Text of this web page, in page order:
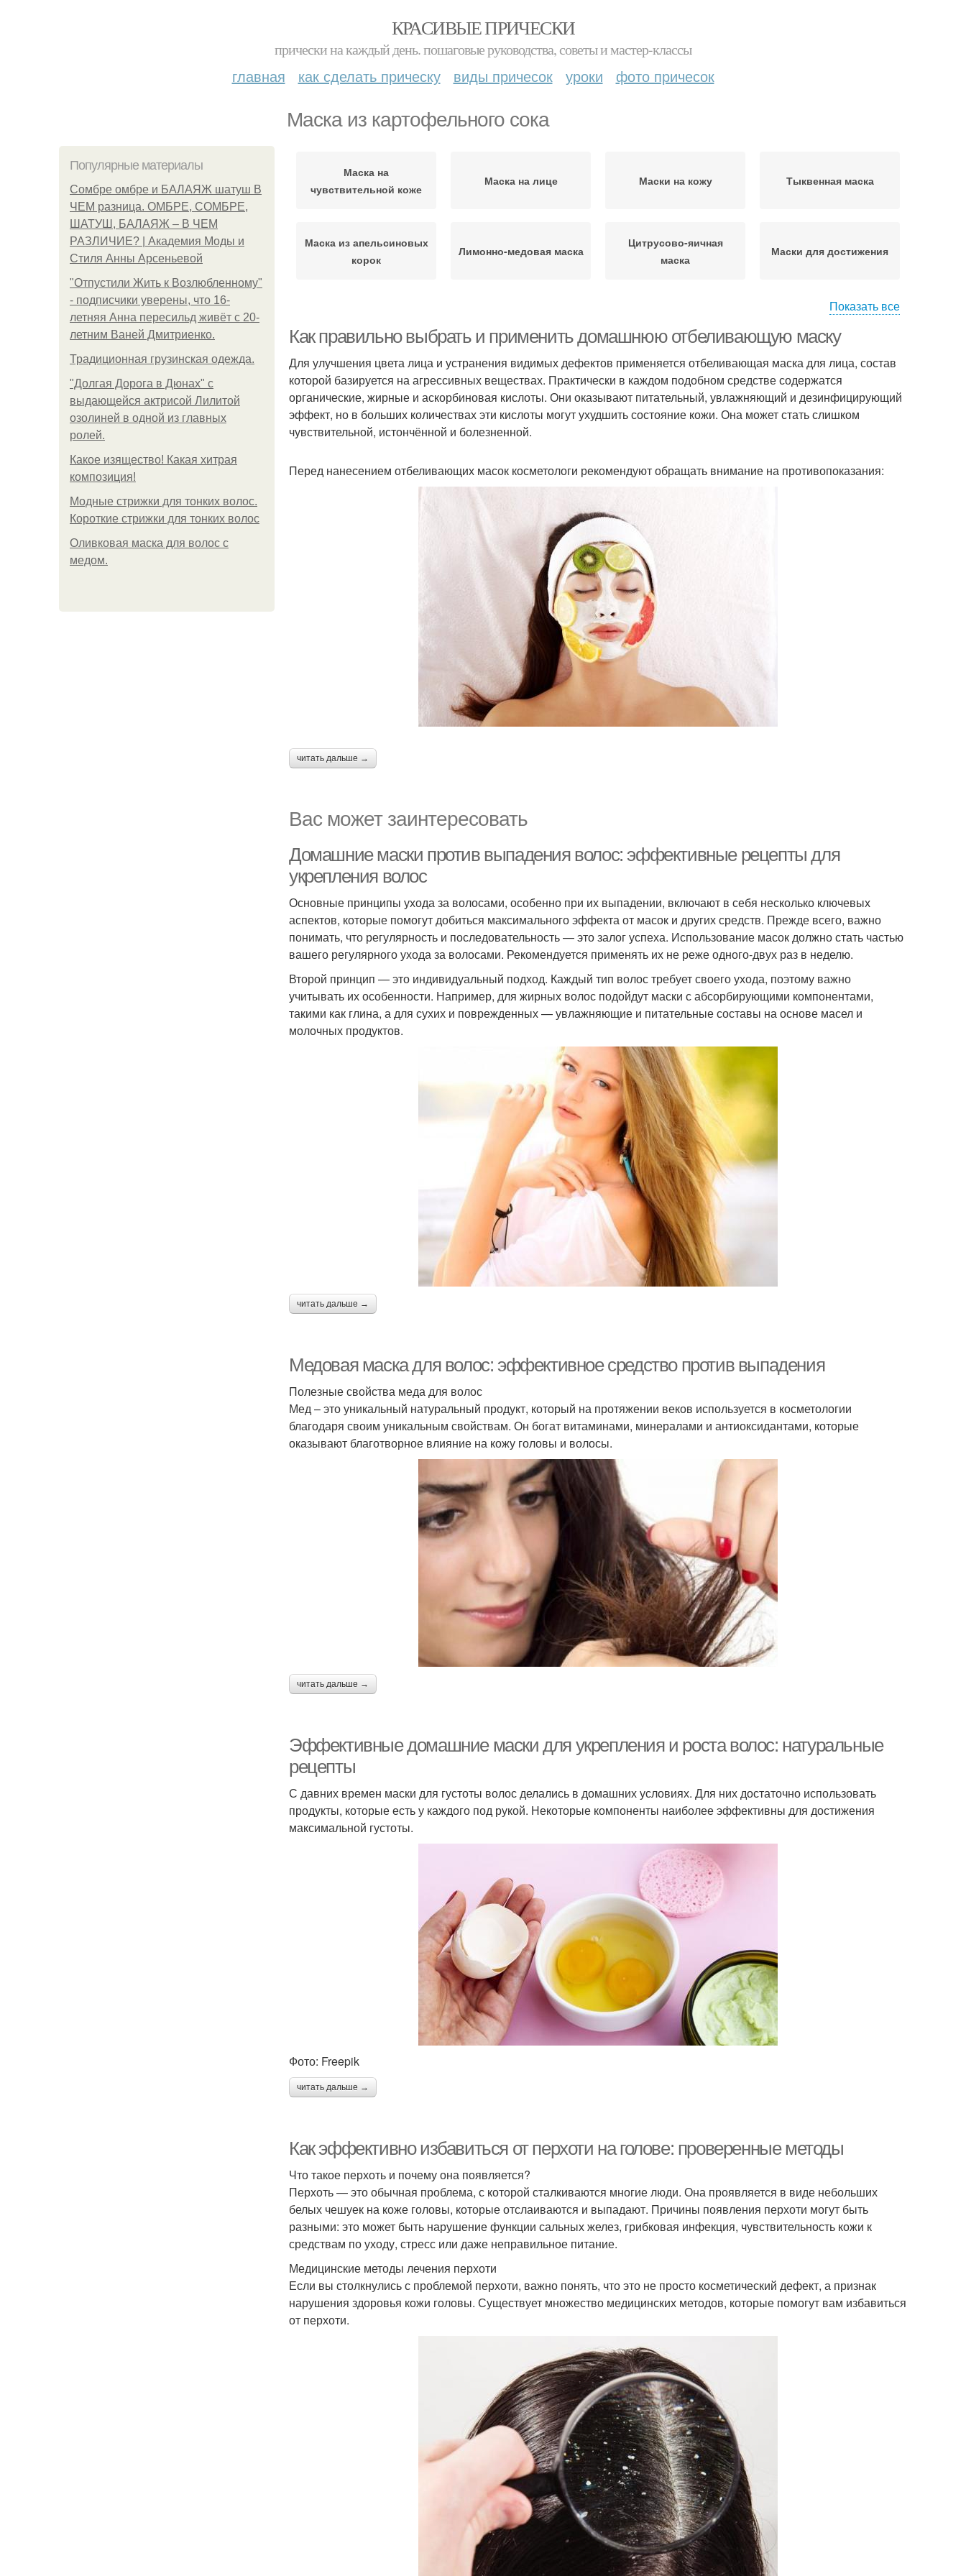
КРАСИВЫЕ ПРИЧЕСКИ
прически на каждый день. пошаговые руководства, советы и мастер-классы
главная как сделать прическу виды причесок уроки фото причесок
Маска из картофельного сока
Популярные материалы
Сомбре омбре и БАЛАЯЖ шатуш В
ЧЕМ разница. ОМБРЕ, СОМБРЕ,
ШАТУШ, БАЛАЯЖ – В ЧЕМ
РАЗЛИЧИЕ? | Академия Моды и
Стиля Анны Арсеньевой
"Отпустили Жить к Возлюбленному"
- подписчики уверены, что 16-
летняя Анна пересильд живёт с 20-
летним Ваней Дмитриенко.
Традиционная грузинская одежда.
"Долгая Дорога в Дюнах" с
выдающейся актрисой Лилитой
озолиней в одной из главных
ролей.
Какое изящество! Какая хитрая
композиция!
Модные стрижки для тонких волос.
Короткие стрижки для тонких волос
Оливковая маска для волос с
медом.
Маска на
чувствительной коже
Маска на лице Маски на кожу Тыквенная маска
Маска из апельсиновых
корок
Лимонно-медовая маска
Цитрусово-яичная
маска
Маски для достижения
чувствительной коже
Показать все
Как правильно выбрать и применить домашнюю отбеливающую маску
Для улучшения цвета лица и устранения видимых дефектов применяется отбеливающая маска для лица, состав
которой базируется на агрессивных веществах. Практически в каждом подобном средстве содержатся
органические, жирные и аскорбиновая кислоты. Они оказывают питательный, увлажняющий и дезинфицирующий
эффект, но в больших количествах эти кислоты могут ухудшить состояние кожи. Она может стать слишком
чувствительной, истончённой и болезненной.
Перед нанесением отбеливающих масок косметологи рекомендуют обращать внимание на противопоказания:
читать дальше →
Вас может заинтересовать
Домашние маски против выпадения волос: эффективные рецепты для
укрепления волос
Основные принципы ухода за волосами, особенно при их выпадении, включают в себя несколько ключевых
аспектов, которые помогут добиться максимального эффекта от масок и других средств. Прежде всего, важно
понимать, что регулярность и последовательность — это залог успеха. Использование масок должно стать частью
вашего регулярного ухода за волосами. Рекомендуется применять их не реже одного-двух раз в неделю.
Второй принцип — это индивидуальный подход. Каждый тип волос требует своего ухода, поэтому важно
учитывать их особенности. Например, для жирных волос подойдут маски с абсорбирующими компонентами,
такими как глина, а для сухих и поврежденных — увлажняющие и питательные составы на основе масел и
молочных продуктов.
читать дальше →
Медовая маска для волос: эффективное средство против выпадения
Полезные свойства меда для волос
Мед – это уникальный натуральный продукт, который на протяжении веков используется в косметологии
благодаря своим уникальным свойствам. Он богат витаминами, минералами и антиоксидантами, которые
оказывают благотворное влияние на кожу головы и волосы.
читать дальше →
Эффективные домашние маски для укрепления и роста волос: натуральные
рецепты
С давних времен маски для густоты волос делались в домашних условиях. Для них достаточно использовать
продукты, которые есть у каждого под рукой. Некоторые компоненты наиболее эффективны для достижения
максимальной густоты.
Фото: Freepik
читать дальше →
Как эффективно избавиться от перхоти на голове: проверенные методы
Что такое перхоть и почему она появляется?
Перхоть — это обычная проблема, с которой сталкиваются многие люди. Она проявляется в виде небольших
белых чешуек на коже головы, которые отслаиваются и выпадают. Причины появления перхоти могут быть
разными: это может быть нарушение функции сальных желез, грибковая инфекция, чувствительность кожи к
средствам по уходу, стресс или даже неправильное питание.
Медицинские методы лечения перхоти
Если вы столкнулись с проблемой перхоти, важно понять, что это не просто косметический дефект, а признак
нарушения здоровья кожи головы. Существует множество медицинских методов, которые помогут вам избавиться
от перхоти.